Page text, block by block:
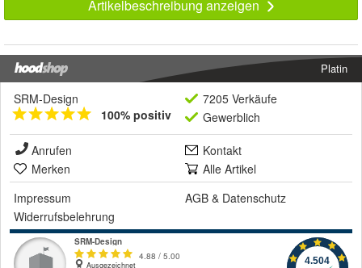
Artikelbeschreibung anzeigen
Platin
SRM-Design
100% positiv
7205 Verkäufe
Gewerblich
Anrufen
Kontakt
Merken
Alle Artikel
Impressum
AGB & Datenschutz
Widerrufsbelehrung